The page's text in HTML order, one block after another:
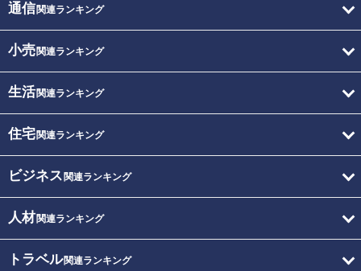
通信関連ランキング
小売関連ランキング
生活関連ランキング
住宅関連ランキング
ビジネス 関連ランキング
人材関連ランキング
トラベル関連ランキング